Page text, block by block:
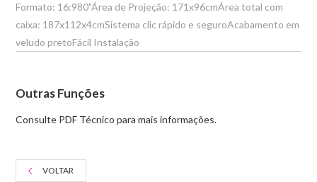
Formato: 16:980"Área de Projeção: 171x96cmÁrea total com
caixa: 187x112x4cmSistema clic rápido e seguroAcabamento em
veludo pretoFácil Instalação
Outras Funções
Consulte PDF Técnico para mais informações.
VOLTAR